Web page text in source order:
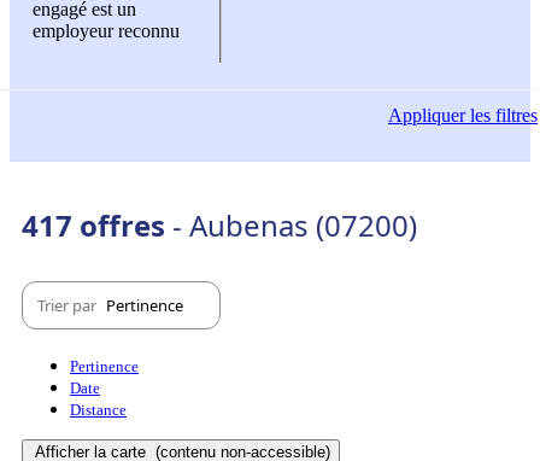
engagé est un
employeur reconnu
Appliquerles filtres
417 offres - Aubenas (07200)
Trier par Pertinence
Pertinence
Date
Distance
Afficher la carte (contenu non-accessible)